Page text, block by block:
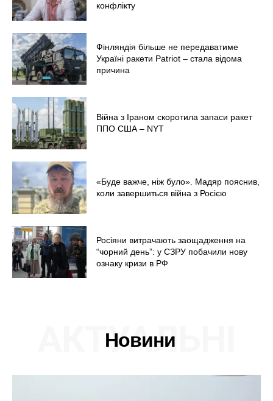
конфлікту
Фінляндія більше не передаватиме
Україні ракети Patriot – стала відома
причина
Війна з Іраном скоротила запаси ракет
ППО США – NYT
«Буде важче, ніж було». Мадяр пояснив,
коли завершиться війна з Росією
Росіяни витрачають заощадження на
“чорний день”: у СЗРУ побачили нову
ознаку кризи в РФ
Новини
АКТУАЛЬНІ